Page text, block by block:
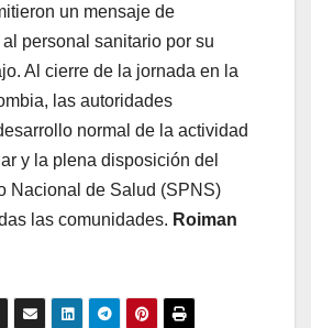
un mensaje de
personal sanitario por su
Al cierre de la jornada en la
las autoridades
normal de la actividad
y la plena disposición del
Nacional de Salud (SPNS)
las comunidades. Roiman